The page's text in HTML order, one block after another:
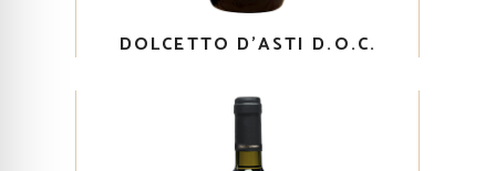
DOLCETTO D’ASTI D.O.C.